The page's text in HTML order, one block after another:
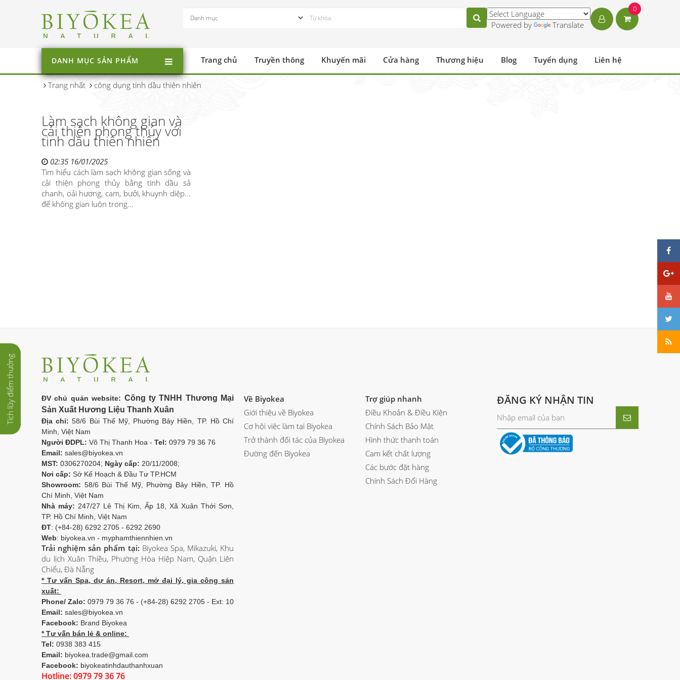
Powered by Translate
0
DANH MỤC SẢN PHẨM Trang chủ Truyền thông Khuyến mãi Cửa hàng Thương hiệu Blog Tuyển dụng Liên hệ
Trang nhất công dụng tinh dầu thiên nhiên
Làm sạch không gian và
cải thiện phong thủy với
tinh dầu thiên nhiên
02:35 16/01/2025
Tìm hiểu cách làm sạch không gian sống và
cải thiện phong thủy bằng tinh dầu sả
chanh, oải hương, cam, bưởi, khuynh diệp...
để không gian luôn trong...
Tích lũy điểm thưởng ĐV chủ quản website: Công ty TNHH Thương Mại
Sản Xuất Hương Liệu Thanh Xuân
Địa chỉ:58/6 Bùi Thế Mỹ, Phường Bảy Hiền, TP. Hồ Chí
Minh, Việt Nam
Người ĐDPL: Võ Thị Thanh Hoa - Tel: 0979 79 36 76
Email: sales@biyokea.vn
MST: 0306270204; Ngày cấp: 20/11/2008;
Nơi cấp: Sở Kế Hoạch & Đầu Tư TP.HCM
Showroom: 58/6 Bùi Thế Mỹ, Phường Bảy Hiền, TP. Hồ
Chí Minh, Việt Nam
Nhà máy: 247/27 Lê Thị Kim, Ấp 18, Xã Xuân Thới Sơn,
TP. Hồ Chí Minh, Việt Nam
ĐT: (+84-28) 6292 2705 - 6292 2690
Web: biyokea.vn - myphamthiennhien.vn
Trải nghiệm sản phẩm tại: Biyokea Spa, Mikazuki, Khu
du lịch Xuân Thiều, Phường Hòa Hiệp Nam, Quận Liên
Chiểu, Đà Nẵng
* Tư vấn Spa, dự án, Resort, mở đại lý, gia công sản
xuất:
Phone/ Zalo: 0979 79 36 76 - (+84-28) 6292 2705 - Ext: 10
Email: sales@biyokea.vn
Facebook: Brand Biyokea
* Tư vấn bán lẻ & online:
Tel: 0938 383 415
Email: biyokea.trade@gmail.com
Facebook: biyokeatinhdauthanhxuan
Hotline: 0979 79 36 76
Về Biyokea
Giới thiệu về Biyokea
Cơ hội việc làm tại Biyokea
Trở thành đối tác của Biyokea
Đường đến Biyokea
Trợ giúp nhanh
Điều Khoản & Điều Kiện
Chính Sách Bảo Mật
Hình thức thanh toán
Cam kết chất lượng
Các bước đặt hàng
Chính Sách Đổi Hàng
ĐĂNG KÝ NHẬN TIN